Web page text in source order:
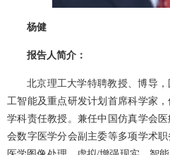
杨健
报告人简介：
北京理工大学特聘教授、博导
工智能及重点研发计划首席科学家
学科责任教授。兼任中国仿真学会
会数字医学分会副主委等多项学术